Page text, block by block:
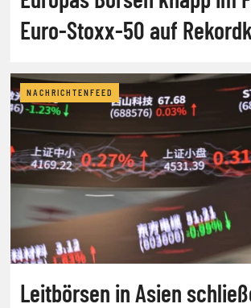
Euro-Stoxx-50 auf
NACHRICHTENFEED
Leitbörsen in Asien